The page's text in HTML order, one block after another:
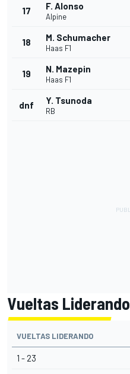
17 F. Alonso
Alpine
18 M. Schumacher
Haas F1
19 N. Mazepin
Haas F1
dnf Y. Tsunoda
RB
Vueltas Liderando
VUELTAS LIDERANDO
1 - 23